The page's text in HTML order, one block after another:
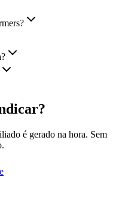
é gerado na hora. Sem